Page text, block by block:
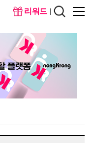
리워드
메인화
면